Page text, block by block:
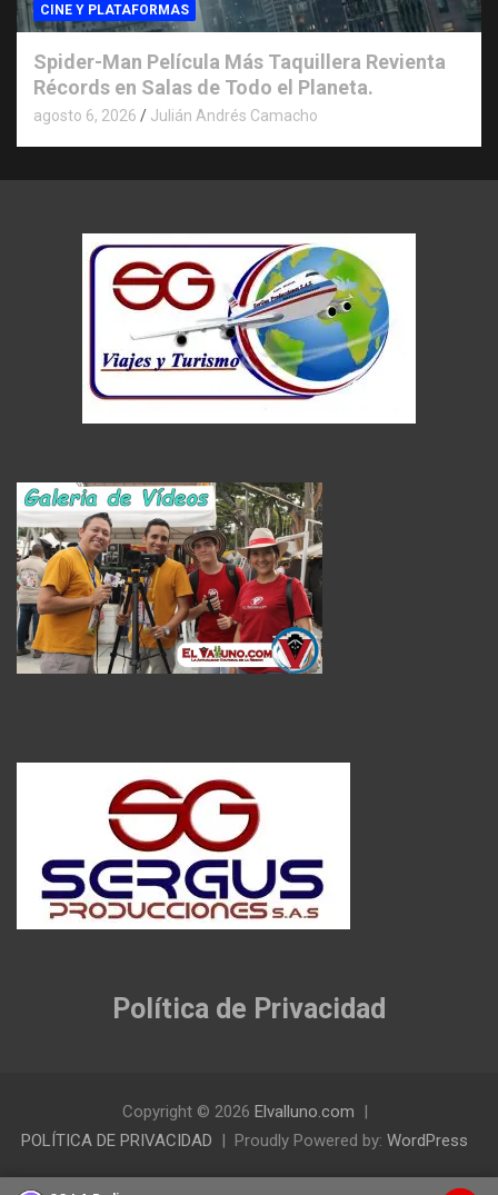
CINE Y PLATAFORMAS
Spider-Man Película Más Taquillera Revienta
Récords en Salas de Todo el Planeta.
agosto 6, 2026 Julián Andrés Camacho
Política de Privacidad
Copyright © 2026 Elvalluno.com
POLÍTICA DE PRIVACIDAD
Proudly Powered by: WordPress